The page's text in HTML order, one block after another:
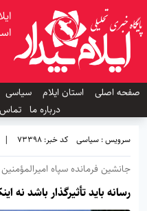
صفحه اصلی
استان ایلام سیاسی
درباره ما تماس
سرویس : سیاسی کد خبر: 73398 |
جانشین فرمانده سپاه
رسانه باید تأثیرگذار باشد نه